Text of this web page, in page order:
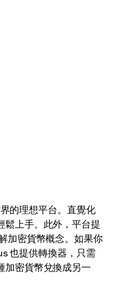
的理想平台。直覺化
鬆上手。此外，平台提
加密貨幣概念。如果你
也提供轉換器，只需
加密貨幣兌換成另一